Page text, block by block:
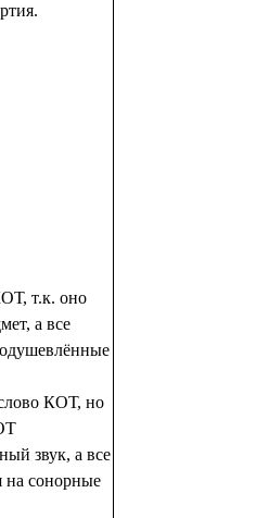
т.к. оно
а все
КОТ, но
звук, а все
на сонорные